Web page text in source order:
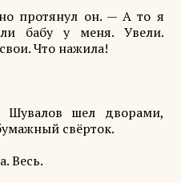
протянул он. — А то я
бабу у меня. Увели.
Что нажила!
шел дворами,
свёрток.
Весь.